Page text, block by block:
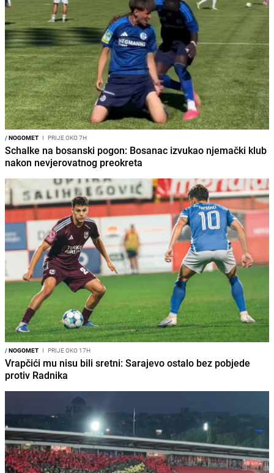
/NOGOMET I PRIJE OKO 7H
Schalke na bosanski pogon: Bosanac izvukao njemački klub
nakon nevjerovatnog preokreta
/NOGOMET I PRIJE OKO 17H
Vrapčići mu nisu bili sretni: Sarajevo ostalo bez pobjede
protiv Radnika